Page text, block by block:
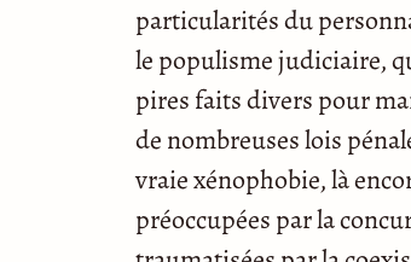
particularités du
le populisme judiciaire,
pires faits divers pour
de nombreuses lois
vraie xénophobie, là
préoccupées par la